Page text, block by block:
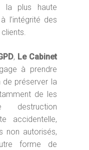
la plus haute
l’intégrité des
, Le Cabinet
à prendre
préserver la
de les
accidentelle,
non autorisés,
forme de